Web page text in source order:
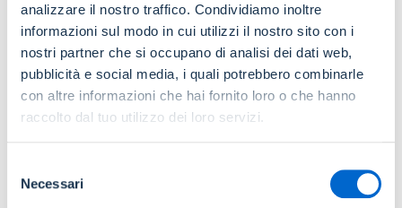
analizzare il nostro traffico. Condividiamo inoltre
informazioni sul modo in cui utilizzi il nostro sito con i
nostri partner che si occupano di analisi dei dati web,
pubblicità e social media, i quali potrebbero combinarle
con altre informazioni che hai fornito loro o che hanno
raccolto dal tuo utilizzo dei loro servizi.
delNecessari
COME RECEDERE DALL'ACCORDO QUADRO
IN FASE DL ADESIONE ALL'ACCORDO QUADRO GLI
ISTITUTI DL CREDITO POSSONO INDICARE
INDIRIZZI PEC AGGIUNTIVI, OLTRE A QUELLO DEL